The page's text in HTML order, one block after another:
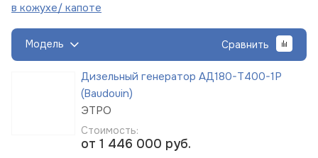
в кожухе/ капоте
Модель Сравнить
Дизельный генератор АД180-Т400-1Р
(Baudouin)
ЭТРО
Стоимость:
от 1 446 000 руб.